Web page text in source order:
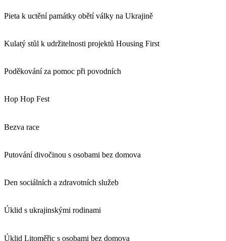
Pieta k uctění památky obětí války na Ukrajině
Kulatý stůl k udržitelnosti projektů Housing First
Poděkování za pomoc při povodních
Hop Hop Fest
Bezva race
Putování divočinou s osobami bez domova
Den sociálních a zdravotních služeb
Úklid s ukrajinskými rodinami
Úklid Litoměřic s osobami bez domova